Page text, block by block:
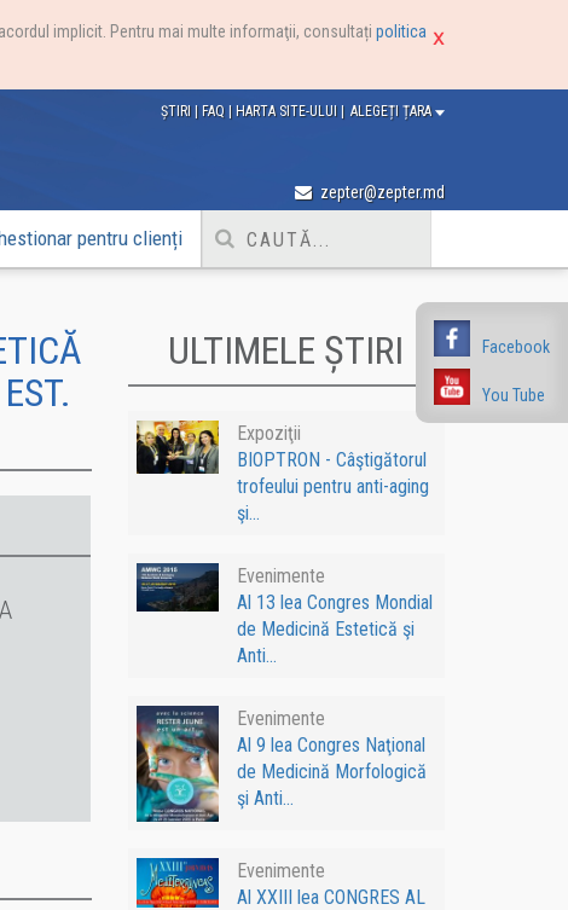
implicit. Pentru mai multe informaţii, consultați politica
Facebook
You Tube
ALEGEȚI ȚARA
ȘTIRI | FAQ | HARTA SITE-ULUI |
zepter@zepter.md
pentru clienți
ULTIMELE ȘTIRI
Expoziţii
BIOPTRON - Câştigătorul
trofeului pentru anti-aging
şi...
Evenimente
Al 13 lea Congres Mondial
de Medicină Estetică şi
Anti...
Evenimente
Al 9 lea Congres Naţional
de Medicină Morfologică
şi Anti...
Evenimente
Al XXIII lea CONGRES AL